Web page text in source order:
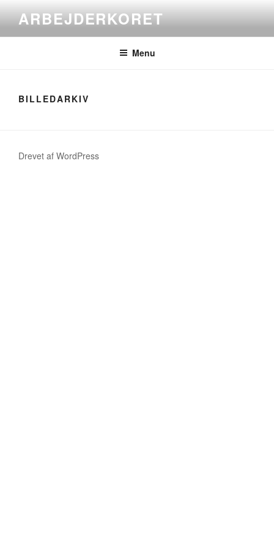
indhold
ARBEJDERKORET
Menu
BILLEDARKIV
Drevet af WordPress